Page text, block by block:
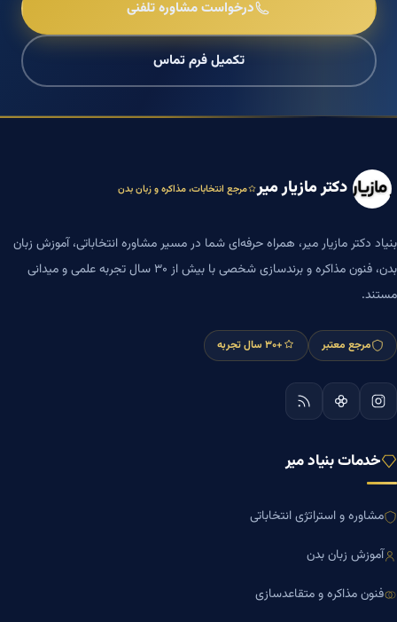
دکتر مازیار میر مرجع انتخابات، مذاکره و زبان بدن
مستند.
مرجع معتبر +۳۰ سال تجربه
خدمات بنیاد میر
مشاوره و استراتژی انتخاباتی
آموزش زبان بدن
فنون مذاکره و متقاعدسازی
مشاوره کسب‌وکار
برندسازی شخصی و سازمانی
آموزش مشاورین املاک